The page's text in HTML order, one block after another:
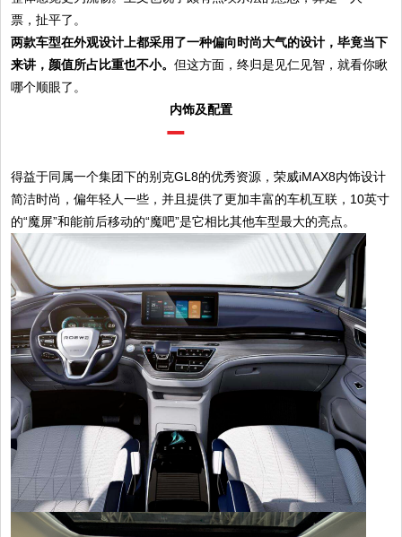
票，扯平了。
两款车型在外观设计上都采用了一种偏向时尚大气的设计，毕竟当下
来讲，颜值所占比重也不小。但这方面，终归是见仁见智，就看你瞅
哪个顺眼了。
内饰及配置
得益于同属一个集团下的别克GL8的优秀资源，荣威iMAX8内饰设计
简洁时尚，偏年轻人一些，并且提供了更加丰富的车机互联，10英寸
的“魔屏”和能前后移动的“魔吧”是它相比其他车型最大的亮点。